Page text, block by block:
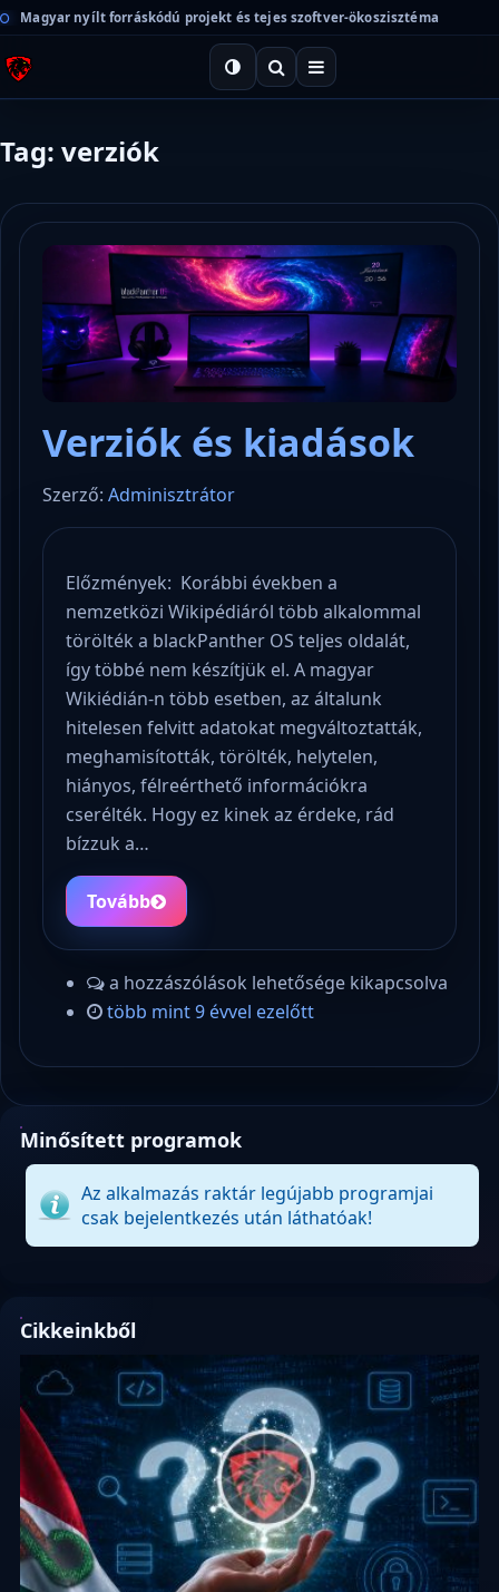
Magyar nyílt forráskódú projekt és tejes szoftver-ökoszisztéma
Tag: verziók
Verziók és kiadások
Szerző: Adminisztrátor
Előzmények: Korábbi években a
nemzetközi Wikipédiáról több alkalommal
törölték a blackPanther OS teljes oldalát,
így többé nem készítjük el. A magyar
Wikiédián-n több esetben, az általunk
hitelesen felvitt adatokat megváltoztatták,
meghamisították, törölték, helytelen,
hiányos, félreérthető információkra
cserélték. Hogy ez kinek az érdeke, rád
bízzuk a…
Tovább
a hozzászólások lehetősége kikapcsolva
több mint 9 évvel ezelőtt
Minősített programok
Az alkalmazás raktár legújabb programjai
csak bejelentkezés után láthatóak!
Cikkeinkből